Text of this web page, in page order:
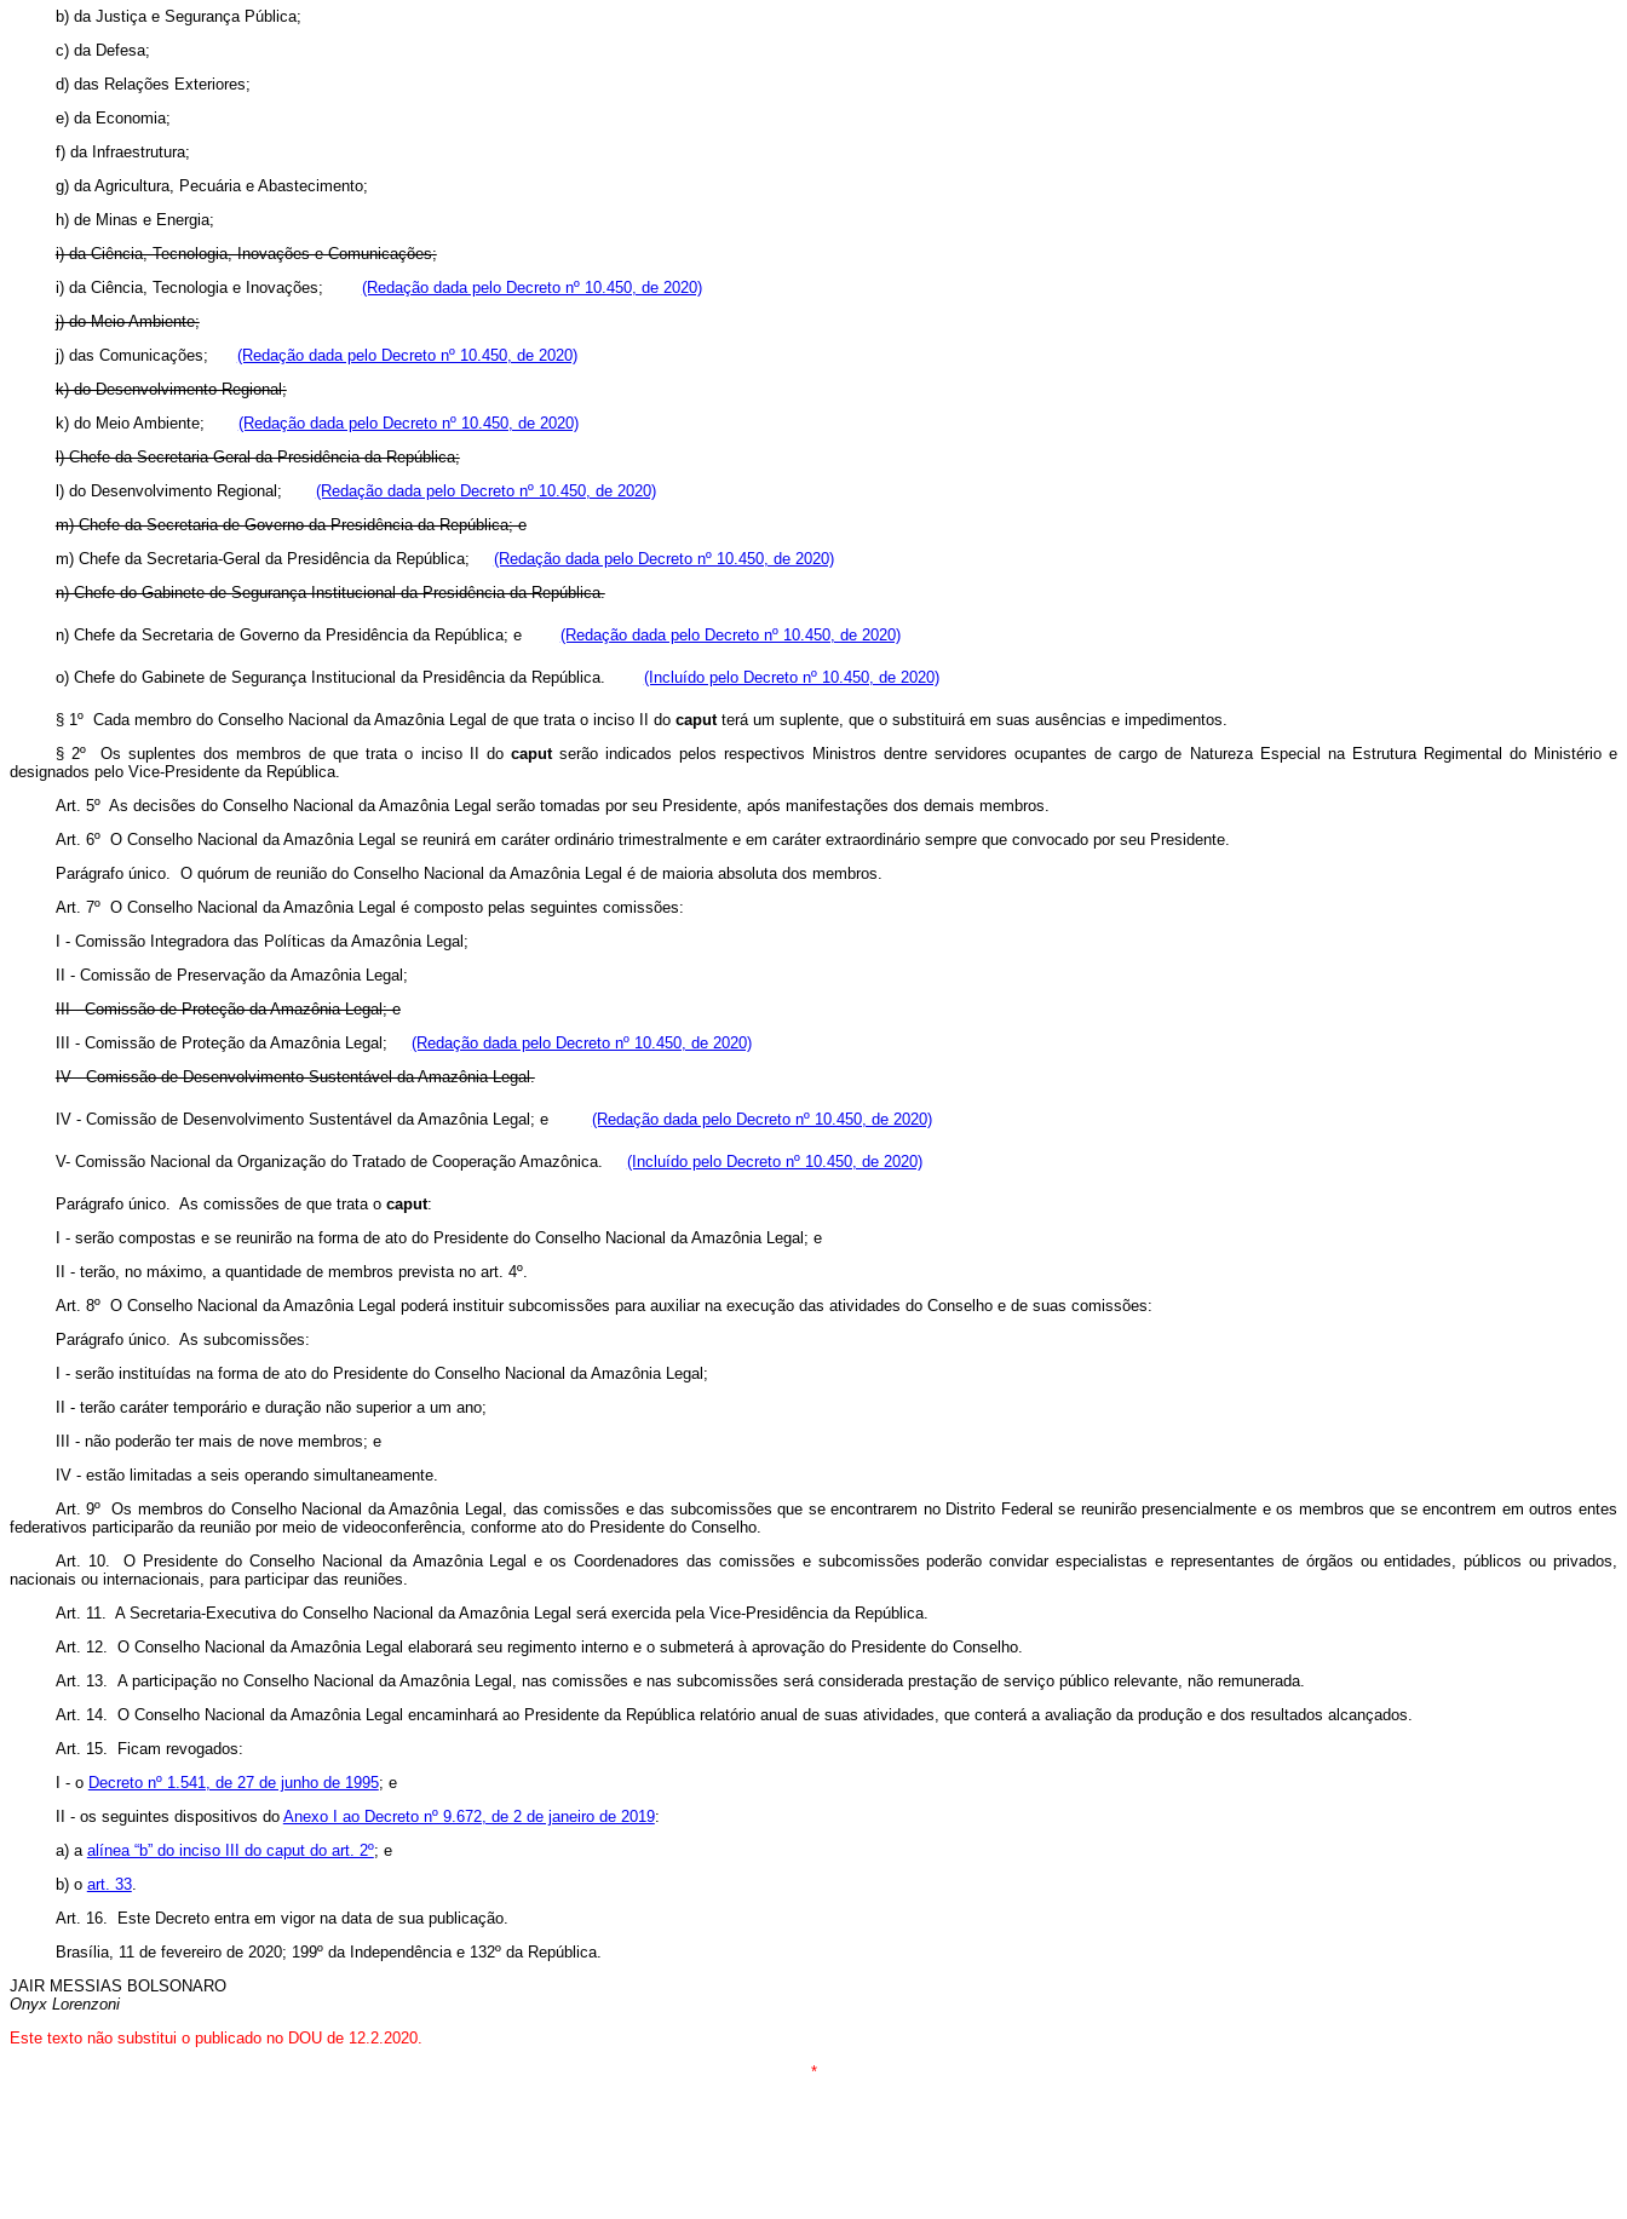
b) da Justiça e Segurança Pública;
c) da Defesa;
d) das Relações Exteriores;
e) da Economia;
f) da Infraestrutura;
g) da Agricultura, Pecuária e Abastecimento;
h) de Minas e Energia;
i) da Ciência, Tecnologia, Inovações e Comunicações;
i) da Ciência, Tecnologia e Inovações; (Redação dada pelo Decreto nº 10.450, de 2020)
j) do Meio Ambiente;
j) das Comunicações; (Redação dada pelo Decreto nº 10.450, de 2020)
k) do Desenvolvimento Regional;
k) do Meio Ambiente; (Redação dada pelo Decreto nº 10.450, de 2020)
l) Chefe da Secretaria-Geral da Presidência da República;
l) do Desenvolvimento Regional; (Redação dada pelo Decreto nº 10.450, de 2020)
m) Chefe da Secretaria de Governo da Presidência da República; e
m) Chefe da Secretaria-Geral da Presidência da República; (Redação dada pelo Decreto nº 10.450, de 2020)
n) Chefe do Gabinete de Segurança Institucional da Presidência da República.
n) Chefe da Secretaria de Governo da Presidência da República; e (Redação dada pelo Decreto nº 10.450, de 2020)
o) Chefe do Gabinete de Segurança Institucional da Presidência da República. (Incluído pelo Decreto nº 10.450, de 2020)
§ 1º Cada membro do Conselho Nacional da Amazônia Legal de que trata o inciso II do caputterá um suplente, que o substituirá em suas ausências e impedimentos.
§ 2º Os suplentes dos membros de que trata o inciso II do caputserão indicados pelos respectivos Ministros dentre servidores ocupantes de cargo de Natureza Especial na Estrutura Regimental do Ministério e
designados pelo Vice-Presidente da República.
Art. 5º As decisões do Conselho Nacional da Amazônia Legal serão tomadas por seu Presidente, após manifestações dos demais membros.
Art. 6º O Conselho Nacional da Amazônia Legal se reunirá em caráter ordinário trimestralmente e em caráter extraordinário sempre que convocado por seu Presidente.
Parágrafo único. O quórum de reunião do Conselho Nacional da Amazônia Legal é de maioria absoluta dos membros.
Art. 7º O Conselho Nacional da Amazônia Legal é composto pelas seguintes comissões:
I - Comissão Integradora das Políticas da Amazônia Legal;
II - Comissão de Preservação da Amazônia Legal;
III - Comissão de Proteção da Amazônia Legal; e
III - Comissão de Proteção da Amazônia Legal; (Redação dada pelo Decreto nº 10.450, de 2020)
IV - Comissão de Desenvolvimento Sustentável da Amazônia Legal.
IV - Comissão de Desenvolvimento Sustentável da Amazônia Legal; e (Redação dada pelo Decreto nº 10.450, de 2020)
V- Comissão Nacional da Organização do Tratado de Cooperação Amazônica. (Incluído pelo Decreto nº 10.450, de 2020)
Parágrafo único. As comissões de que trata o caput:
I - serão compostas e se reunirão na forma de ato do Presidente do Conselho Nacional da Amazônia Legal; e
II - terão, no máximo, a quantidade de membros prevista no art. 4º.
Art. 8º O Conselho Nacional da Amazônia Legal poderá instituir subcomissões para auxiliar na execução das atividades do Conselho e de suas comissões:
Parágrafo único. As subcomissões:
I - serão instituídas na forma de ato do Presidente do Conselho Nacional da Amazônia Legal;
II - terão caráter temporário e duração não superior a um ano;
III - não poderão ter mais de nove membros; e
IV -estão limitadas a seis operando simultaneamente.
Art. 9º Os membros do Conselho Nacional da Amazônia Legal, das comissões e das subcomissões que se encontrarem no Distrito Federal se reunirão presencialmente e os membros que se encontrem em outros entes
federativos participarão da reunião por meio de videoconferência, conforme ato do Presidente do Conselho.
Art. 10. O Presidente do Conselho Nacional da Amazônia Legal e os Coordenadores das comissões e subcomissões poderão convidar especialistas e representantes de órgãos ou entidades, públicos ou privados,
nacionais ou internacionais, para participar das reuniões.
Art. 11. A Secretaria-Executiva do Conselho Nacional da Amazônia Legal será exercida pela Vice-Presidência da República.
Art. 12. O Conselho Nacional da Amazônia Legal elaborará seu regimento interno e o submeterá à aprovação do Presidente do Conselho.
Art. 13. A participação no Conselho Nacional da Amazônia Legal, nas comissões e nas subcomissões será considerada prestação de serviço público relevante, não remunerada.
Art. 14. O Conselho Nacional da Amazônia Legal encaminhará ao Presidente da República relatório anual de suas atividades, que conterá a avaliação da produção e dos resultados alcançados.
Art. 15. Ficam revogados:
I - o Decreto nº 1.541, de 27 de junho de 1995; e
II - os seguintes dispositivos do Anexo I ao Decreto nº 9.672, de 2 de janeiro de 2019:
a) a alínea “b” do inciso III do caput do art. 2º; e
b) o art. 33.
Art. 16. Este Decreto entra em vigor na data de sua publicação.
Brasília, 11 de fevereiro de 2020; 199º da Independência e 132º da República.
JAIR MESSIAS BOLSONARO
Onyx Lorenzoni
Este texto não substitui o publicado no DOU de 12.2.2020.
*